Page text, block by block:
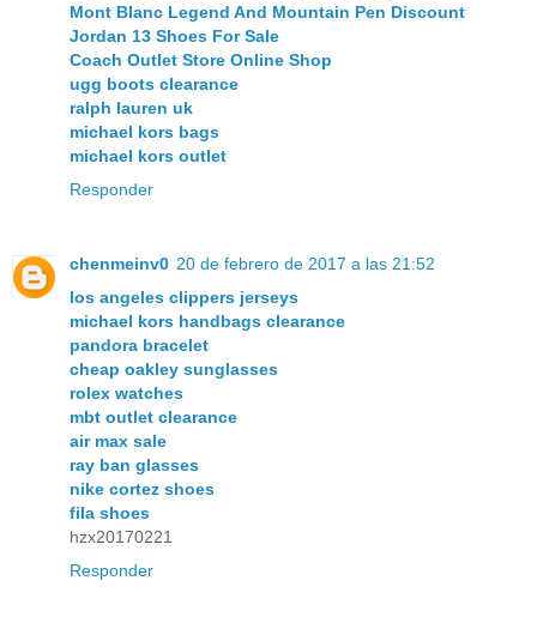
Mont Blanc Legend And Mountain Pen Discount
Jordan 13 Shoes For Sale
Coach Outlet Store Online Shop
ugg boots clearance
ralph lauren uk
michael kors bags
michael kors outlet
Responder
chenmeinv0 20 de febrero de 2017 a las 21:52
los angeles clippers jerseys
michael kors handbags clearance
pandora bracelet
cheap oakley sunglasses
rolex watches
mbt outlet clearance
air max sale
ray ban glasses
nike cortez shoes
fila shoes
hzx20170221
Responder